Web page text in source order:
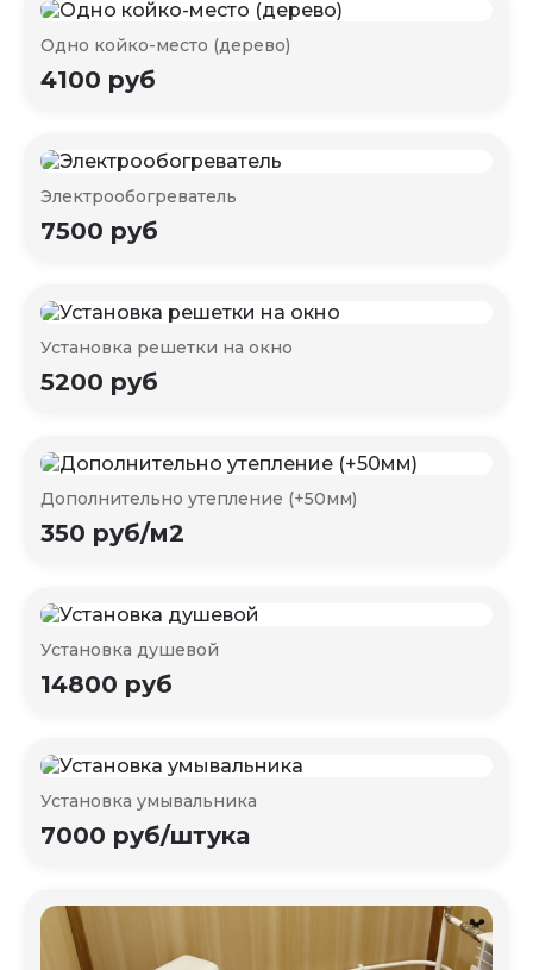
Одно койко-место (дерево)
4100 руб
Электрообогреватель
7500 руб
Установка решетки на окно
5200 руб
Дополнительно утепление (+50мм)
350 руб/м2
Установка душевой
14800 руб
Установка умывальника
7000 руб/штука